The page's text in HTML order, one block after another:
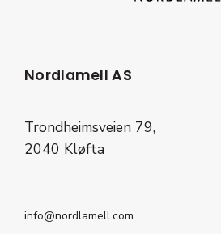
Nordlamell AS
Trondheimsveien 79,
2040 Kløfta
info@nordlamell.com